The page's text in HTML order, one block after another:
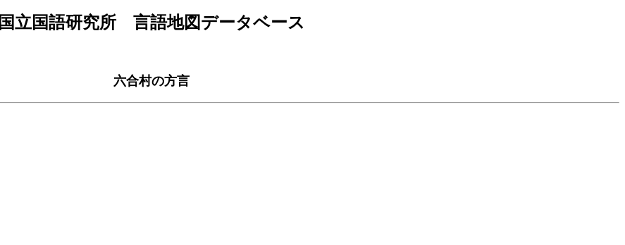
国立国語研究所 言語地図データベース
六合村の方言